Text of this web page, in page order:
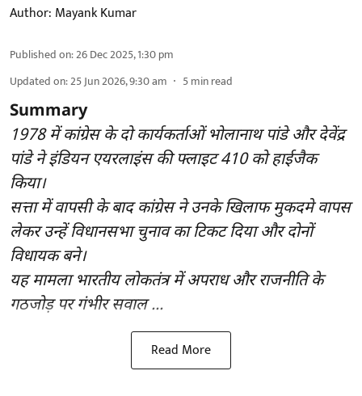
Author: Mayank Kumar
Published on:26 Dec 2025, 1:30 pm
Updated on:25 Jun 2026, 9:30 am 5min read
Summary
1978 में कांग्रेस के दो कार्यकर्ताओं भोलानाथ पांडे और देवेंद्र
पांडे ने इंडियन एयरलाइंस की फ्लाइट 410 को हाईजैक
किया।
सत्ता में वापसी के बाद कांग्रेस ने उनके खिलाफ मुकदमे वापस
लेकर उन्हें विधानसभा चुनाव का टिकट दिया और दोनों
विधायक बने।
यह मामला भारतीय लोकतंत्र में अपराध और राजनीति के
गठजोड़ पर गंभीर सवाल ...
Read More